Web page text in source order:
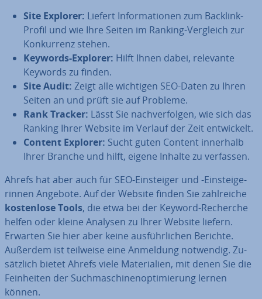
Site Explorer: Liefert In­for­ma­tio­nen zum Backlink-
Profil und wie Ihre Seiten im Ranking-Vergleich zur
Kon­kur­renz stehen.
Keywords-Explorer: Hilft Ihnen dabei, relevante
Keywords zu finden.
Site Audit: Zeigt alle wichtigen SEO-Daten zu Ihren
Seiten an und prüft sie auf Probleme.
Rank Tracker: Lässt Sie nach­ver­fol­gen, wie sich das
Ranking Ihrer Website im Verlauf der Zeit ent­wi­ckelt.
Content Explorer: Sucht guten Content innerhalb
Ihrer Branche und hilft, eigene Inhalte zu verfassen.
Ahrefs hat aber auch für SEO-Ein­stei­ger und -Ein­stei­ge­
rin­nen Angebote. Auf der Website finden Sie zahl­rei­che
kos­ten­lo­se Tools, die etwa bei der Keyword-Recherche
helfen oder kleine Analysen zu Ihrer Website liefern.
Erwarten Sie hier aber keine aus­führ­li­chen Berichte.
Außerdem ist teilweise eine Anmeldung notwendig. Zu­
sätz­lich bietet Ahrefs viele Ma­te­ria­li­en, mit denen Sie die
Fein­hei­ten der Such­ma­schi­nen­op­ti­mie­rung lernen
können.